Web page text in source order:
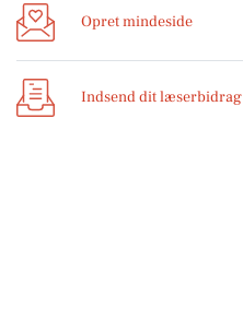
Opret mindeside
Indsend dit læserbidrag